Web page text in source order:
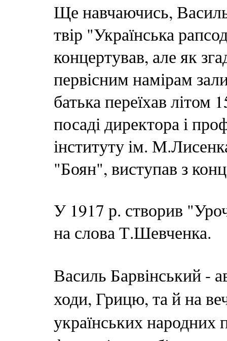
Ще навчаючись,
твір "Українська
концертував, але як
первісним намірам
батька переїхав
посаді директора і
інституту ім.
"Боян", виступав з
У 1917 р. створив
на слова Т.Шевченка.
Василь Барвінський -
ходи, Грицю, та й на
українських народних